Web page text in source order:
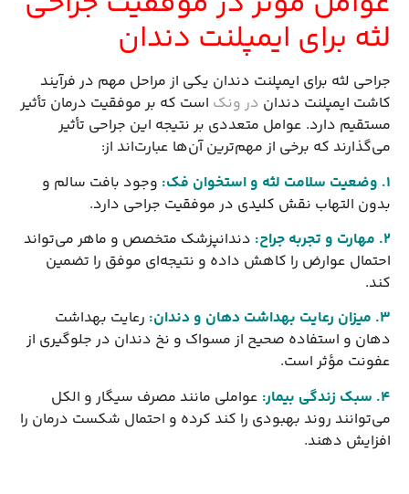
لثه برای ایمپلنت دندان
جراحی لثه برای ایمپلنت دندان یکی از مراحل مهم در فرآیند
کاشت ایمپلنت دندان در ونک است که بر موفقیت درمان تأثیر
مستقیم دارد. عوامل متعددی بر نتیجه این جراحی تأثیر
می‌گذارند که برخی از مهم‌ترین آن‌ها عبارت‌اند از:
1. وضعیت سلامت لثه و استخوان فک
: وجود بافت سالم و
بدون التهاب نقش کلیدی در موفقیت جراحی دارد.
2. مهارت و تجربه جراح
: دندانپزشک متخصص و ماهر می‌تواند
احتمال عوارض را کاهش داده و نتیجه‌ای موفق را تضمین
کند.
3. میزان رعایت بهداشت دهان و دندان
: رعایت بهداشت
دهان و استفاده صحیح از مسواک و نخ دندان در جلوگیری از
عفونت مؤثر است.
4. سبک زندگی بیمار
: عواملی مانند مصرف سیگار و الکل
می‌توانند روند بهبودی را کند کرده و احتمال شکست درمان را
افزایش دهند.